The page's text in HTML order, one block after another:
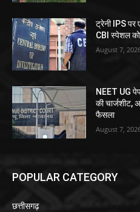
ट्रेनी IPS पर
CBI स्पेशल
August 7,
NEET UG
की चार्जशीट,
फैसला
August 7,
POPULAR CATEGORY
छत्तीसगढ़